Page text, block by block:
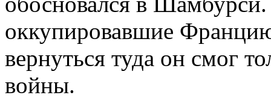
оккупировавшие
вернуться туда он смог
войны.